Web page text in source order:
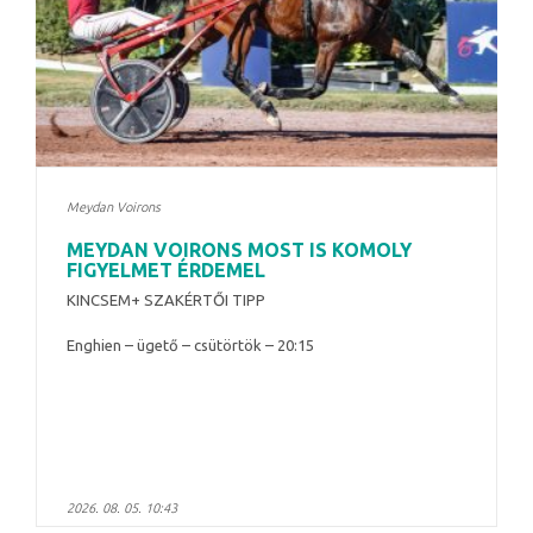
Meydan Voirons
MEYDAN VOIRONS MOST IS KOMOLY
FIGYELMET ÉRDEMEL
KINCSEM+ SZAKÉRTŐI TIPP
Enghien – ügető – csütörtök – 20:15
2026. 08. 05. 10:43